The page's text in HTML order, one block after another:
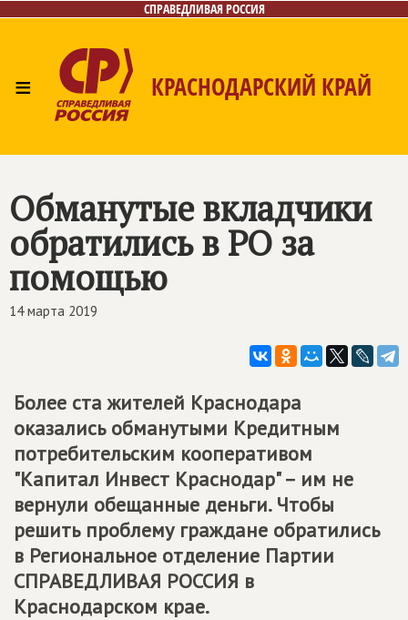
СПРАВЕДЛИВАЯ РОССИЯ
≡ КРАСНОДАРСКИЙ КРАЙ
Обманутые вкладчики
обратились в РО за
помощью
14 марта 2019
Более ста жителей Краснодара
оказались обманутыми Кредитным
потребительским кооперативом
"Капитал Инвест Краснодар" – им не
вернули обещанные деньги. Чтобы
решить проблему граждане обратились
в Региональное отделение Партии
СПРАВЕДЛИВАЯ РОССИЯ в
Краснодарском крае.